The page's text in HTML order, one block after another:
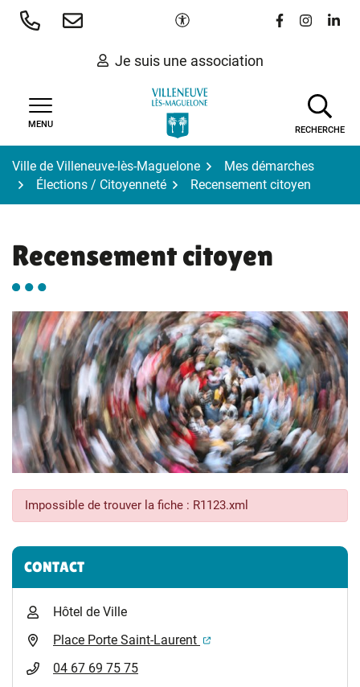
Aller
Paramètres d'accessibilité
Lien vers le
Lien vers
Lien
Je suis une association
MENU
RECHERCHE
Ville de Villeneuve-lès-Maguelone
Mes démarches
Élections / Citoyenneté
Recensement citoyen
Recensement citoyen
Impossible de trouver la fiche : R1123.xml
Informations complémentaires
CONTACT
Hôtel de Ville
Place Porte Saint-Laurent
(ouverture dans un
04 67 69 75 75